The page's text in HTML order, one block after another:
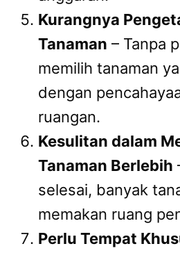
Kurangnya
Tanaman – Tanpa
memilih tanaman
dengan
ruangan.
Kesulitan dalam
Tanaman Berlebih
selesai, banyak
memakan ruang
Perlu Tempat